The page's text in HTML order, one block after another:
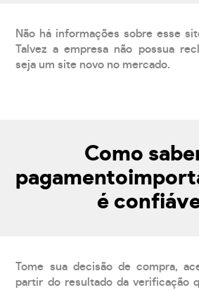
Não há informações sobre esse
Talvez a empresa não possua
seja um site novo no mercado.
Como
é
Tome sua decisão de compra,
partir do resultado da verificação